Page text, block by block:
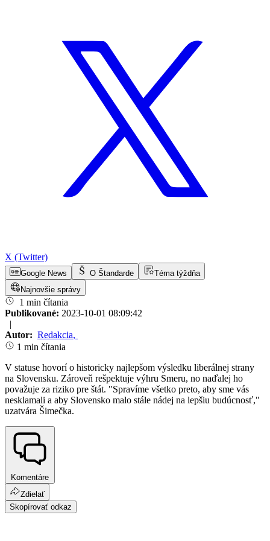
X (Twitter)
Google News O Štandarde
Téma týždňa
Najnovšie správy
1 min čítania
Publikované: 2023-10-01 08:09:42
|
Autor: Redakcia,
1 min čítania
V statuse hovorí o historicky najlepšom výsledku liberálnej strany
na Slovensku. Zároveň rešpektuje výhru Smeru, no naďalej ho
považuje za riziko pre štát. "Spravíme všetko preto, aby sme vás
nesklamali a aby Slovensko malo stále nádej na lepšiu budúcnosť,"
uzatvára Šimečka.
Komentáre
Zdielať
Skopírovať odkaz